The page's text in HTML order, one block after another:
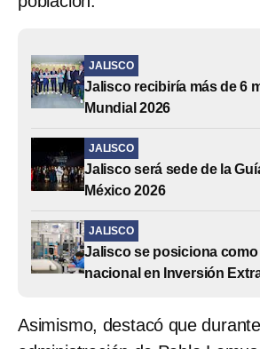
JALISCO
Jalisco recibiría más de 6
Mundial 2026
JALISCO
Jalisco será sede de la
México 2026
JALISCO
Jalisco se posiciona
nacional en Inversión
Asimismo, destacó que